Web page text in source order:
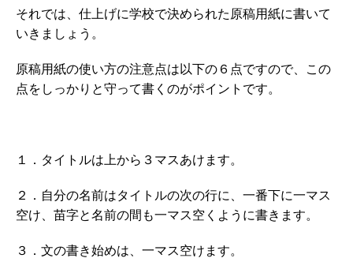
それでは、仕上げに学校で決められた原稿用紙に書いて
いきましょう。
原稿用紙の使い方の注意点は以下の６点ですので、この
点をしっかりと守って書くのがポイントです。
１．タイトルは上から３マスあけます。
２．自分の名前はタイトルの次の行に、一番下に一マス
空け、苗字と名前の間も一マス空くように書きます。
３．文の書き始めは、一マス空けます。